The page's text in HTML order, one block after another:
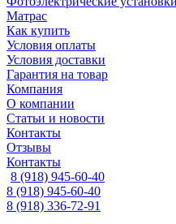
Матрас
Как купить
Условия оплаты
Условия доставки
Гарантия на товар
Компания
О компании
Статьи и новости
Контакты
Отзывы
Контакты
8 (918) 945-60-40
8 (918) 945-60-40
8 (918) 336-72-91